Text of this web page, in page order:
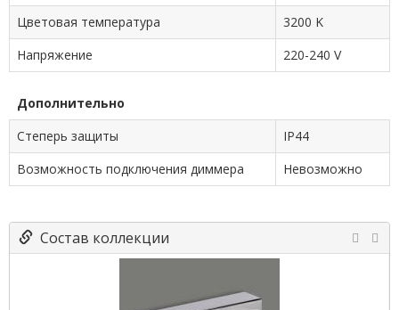
Цветовая температура
3200 K
Напряжение
220-240 V
Дополнительно
Степерь защиты
IP44
Возможность подключения диммера
Невозможно
Состав коллекции